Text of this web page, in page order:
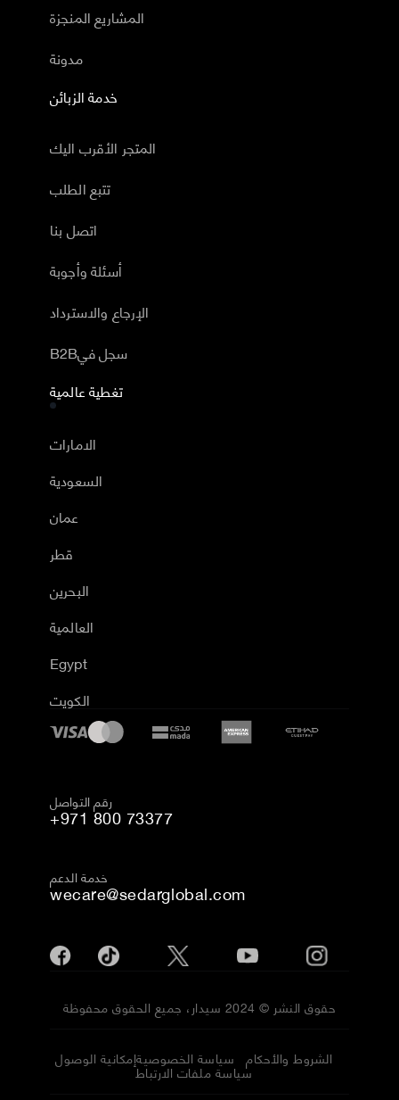
المشاريع المنجزة
مدونة
خدمة الزبائن
المتجر الأقرب اليك
تتبع الطلب
اتصل بنا
أسئلة وأجوبة
الإرجاع والاسترداد
B2Bسجل في
تغطية عالمية
الامارات
السعودية
عمان
قطر
البحرين
العالمية
Egypt
الكويت
رقم التواصل
+971 800 73377
خدمة الدعم
wecare@sedarglobal.com
حقوق النشر © 2024 سيدار، جميع الحقوق محفوظة
إمكانية الوصولسياسة الخصوصية الشروط والأحكام
سياسة ملفات الارتباط